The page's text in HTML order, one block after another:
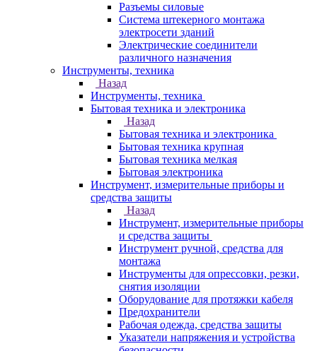
Разъемы силовые
Система штекерного монтажа
электросети зданий
Электрические соединители
различного назначения
Инструменты, техника
Назад
Инструменты, техника
Бытовая техника и электроника
Назад
Бытовая техника и электроника
Бытовая техника крупная
Бытовая техника мелкая
Бытовая электроника
Инструмент, измерительные приборы и
средства защиты
Назад
Инструмент, измерительные приборы
и средства защиты
Инструмент ручной, средства для
монтажа
Инструменты для опрессовки, резки,
снятия изоляции
Оборудование для протяжки кабеля
Предохранители
Рабочая одежда, средства защиты
Указатели напряжения и устройства